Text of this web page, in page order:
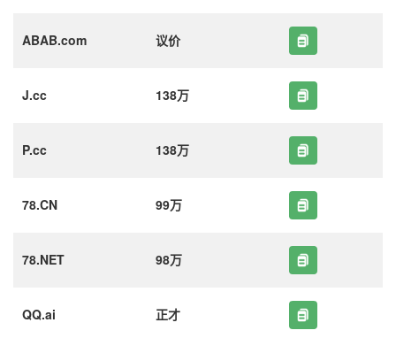
ABAB.com 议价
J.cc 138万
P.cc 138万
78.CN 99万
78.NET 98万
QQ.ai 正才